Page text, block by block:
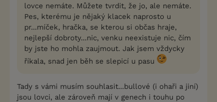
lovce nemáte. Můžete tvrdit, že jo, ale nemáte.
Pes, kterému je nějaký klacek naprosto u
pr...míček, hračka, se kterou si občas hraje,
nejlepší dobroty...nic, venku neexistuje nic, čím
by jste ho mohla zaujmout. Jak jsem vždycky
říkala, snad jen běh se slepicí u pasu
Tady s vámi musím souhlasit...bullové (i ohaři a jiní)
jsou lovci, ale zároveň mají v genech i touhu po